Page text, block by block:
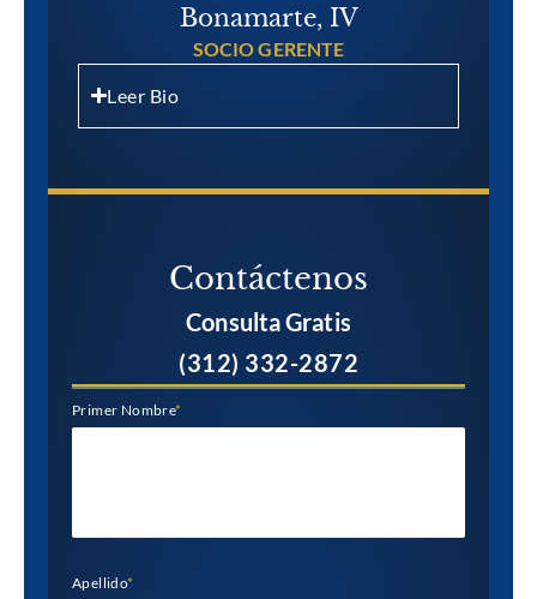
Bonamarte, IV
SOCIO GERENTE
Leer Bio
Contáctenos
Consulta Gratis
(312) 332-2872
Primer Nombre*
Apellido*